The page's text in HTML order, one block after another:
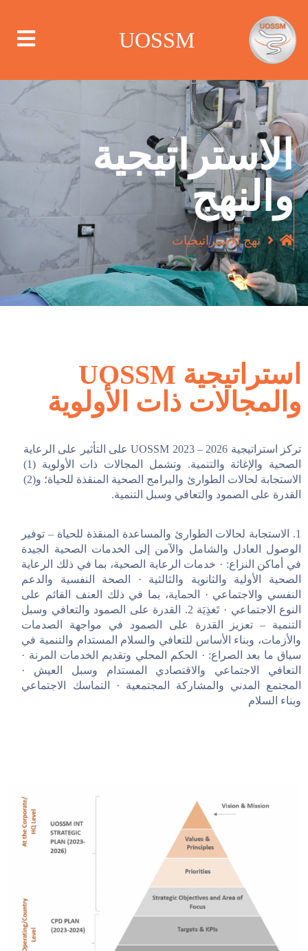
UOSSM
من نحن
أين نعمل
ماذا نعمل
الحملات
مركز الإعلام
الاستراتيجية
والنهج
نهج الاستراتيجيات
استراتيجية UOSSM
والمجالات ذات الأولوية
تركز استراتيجية UOSSM 2023 – 2026 على التأثير على الرعاية
الصحية والإغاثة والتنمية. وتشمل المجالات ذات الأولوية (1)
الاستجابة لحالات الطوارئ والبرامج الصحية المنقذة للحياة؛ و(2)
القدرة على الصمود والتعافي وسبل التنمية.
1. الاستجابة لحالات الطوارئ والمساعدة المنقذة للحياة – توفير
الوصول العادل والشامل والآمن إلى الخدمات الصحية الجيدة
في أماكن النزاع: · خدمات الرعاية الصحية، بما في ذلك الرعاية
الصحية الأولية والثانوية والثالثية · الصحة النفسية والدعم
النفسي والاجتماعي · الحماية، بما في ذلك العنف القائم على
النوع الاجتماعي · تَغذِيَة 2. القدرة على الصمود والتعافي وسبل
التنمية – تعزيز القدرة على الصمود في مواجهة الصدمات
والأزمات، وبناء الأساس للتعافي والسلام المستدام والتنمية في
سياق ما بعد الصراع: · الحكم المحلي وتقديم الخدمات المرنة ·
التعافي الاجتماعي والاقتصادي المستدام وسبل العيش ·
المجتمع المدني والمشاركة المجتمعية · التماسك الاجتماعي
وبناء السلام